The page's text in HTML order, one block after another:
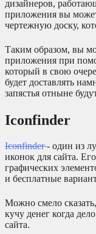
дизайнеров,
приложения вы
чертежную доску,
Таким образом, вы
приложения при
который в свою
будет доставлять
запястья отныне
Iconfinder
Iconfinder- один из
иконок для сайта.
графических
и бесплатные
Можно смело
кучу денег когда
сайта.